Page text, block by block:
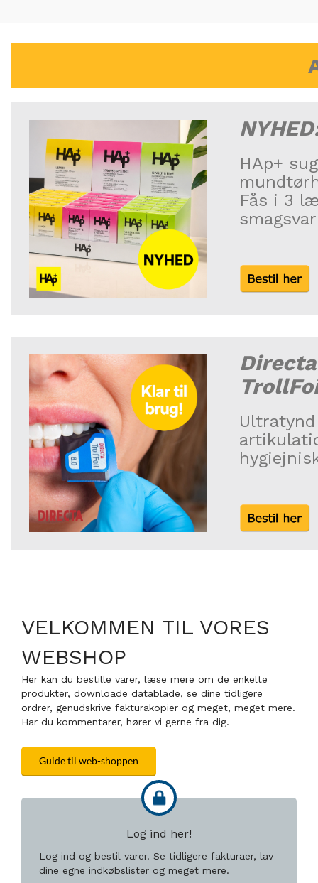
HAp+
Fås i 3
Directa
VELKOMMEN TIL VORES
WEBSHOP
Her kan du bestille varer, læse mere om de enkelte
produkter, downloade datablade, se dine tidligere
ordrer, genudskrive fakturakopier og meget, meget mere.
Har du kommentarer, hører vi gerne fra dig.
Guide til web-shoppen
Log ind her!
Log ind og bestil varer. Se tidligere fakturaer, lav
dine egne indkøbslister og meget mere.